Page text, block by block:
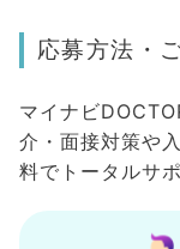
応募方法・
マイナビ
介・面接対策や
料でトータルサ